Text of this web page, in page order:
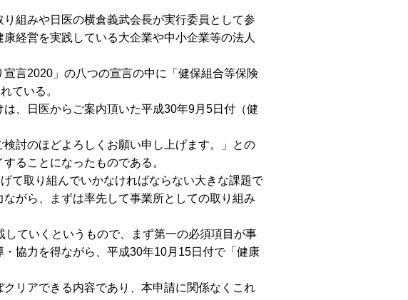
組みや日医の横倉義武会長が実行委員として参
経営を実践している大企業や中小企業等の法人
言2020」の八つの宣言の中に「健保組合等保険
ている。
、日医からご案内頂いた平成30年9月5日付（健
討のほどよろしくお願い申し上げます。」との
ることになったものである。
て取り組んでいかなければならない大きな課題で
がら、まずは率先して事業所としての取り組み
ていくというもので、まず第一の必須項目が事
協力を得ながら、平成30年10月15日付で「健康
リアできる内容であり、本申請に関係なくこれ